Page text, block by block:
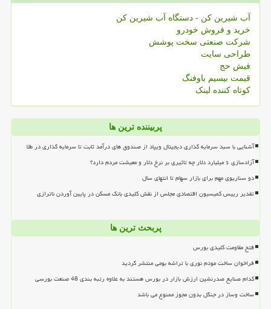
آب شیرین کن - دستگاه آب شیرین کن
خرید و فروش خودرو
شرکت صنعتی سخت پوشش
طراحی سایت
فیش حج
قیمت بیسیم باوفنگ
کوتاه کننده لینک
پربیننده ترین ها
آشنایی با سبد سرمایه گذاری دیجیتال ویپاد از صندوق های درآمد ثابت تا سرمایه گذاری در طلا
آزادسازی ۶ میلیارد دلار چه تاثیری بر نرخ دلار و معیشت مردم دارد؟
دو سناریوی مهم برای بازار سهام تا انتهای سال
تقدیر رییس کمیسیون اقتصادی مجلس از نقش کلیدی بانک مسکن در پایین آوردن ناترازی
پربحث ترین ها
فتح مقاومت کلیدی بورس
فراخوان ساخت مودم نوری با تراشه بومی منتشر گردید
کدام صنایع صدرنشین ارزش بازار در بورس هستند به علاوه رتبه بندی 48 صنعت بورسی
ساخت وساز در جنگل بدون مجوز ممنوع می باشد